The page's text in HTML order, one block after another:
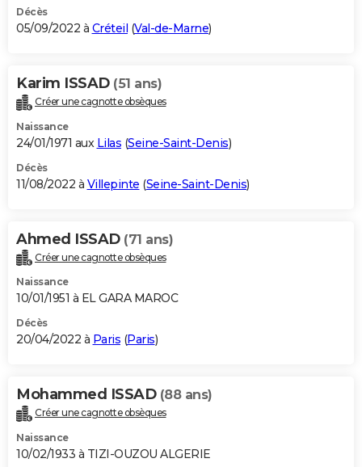
Décès
05/09/2022 à Créteil (Val-de-Marne)
Karim ISSAD (51 ans)
Créer une cagnotte obsèques
Naissance
24/01/1971 aux Lilas (Seine-Saint-Denis)
Décès
11/08/2022 à Villepinte (Seine-Saint-Denis)
Ahmed ISSAD (71 ans)
Créer une cagnotte obsèques
Naissance
10/01/1951 à EL GARA MAROC
Décès
20/04/2022 à Paris (Paris)
Mohammed ISSAD (88 ans)
Créer une cagnotte obsèques
Naissance
10/02/1933 à TIZI-OUZOU ALGERIE